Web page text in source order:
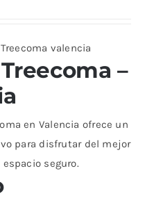
valencia
–
en Valencia ofrece un
para disfrutar del mejor
seguro.